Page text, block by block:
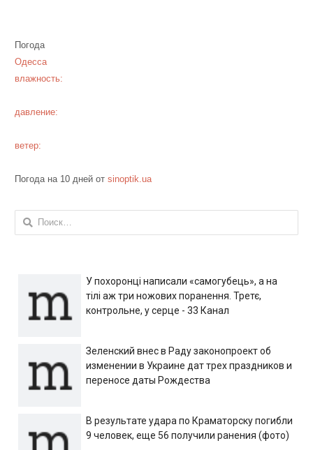
Погода
Одесса
влажность:
давление:
ветер:
Погода на 10 дней от sinoptik.ua
Найти:
У похоронці написали «самогубець», а на
тілі аж три ножових поранення. Третє,
контрольне, у серце - 33 Канал
Зеленский внес в Раду законопроект об
изменении в Украине дат трех праздников и
переносе даты Рождества
В результате удара по Краматорску погибли
9 человек, еще 56 получили ранения (фото)